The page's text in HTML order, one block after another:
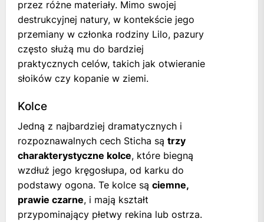
przez różne materiały. Mimo swojej
destrukcyjnej natury, w kontekście jego
przemiany w członka rodziny Lilo, pazury
często służą mu do bardziej
praktycznych celów, takich jak otwieranie
słoików czy kopanie w ziemi.
Kolce
Jedną z najbardziej dramatycznych i
rozpoznawalnych cech Sticha są trzy
charakterystyczne kolce, które biegną
wzdłuż jego kręgosłupa, od karku do
podstawy ogona. Te kolce są ciemne,
prawie czarne, i mają kształt
przypominający płetwy rekina lub ostrza.